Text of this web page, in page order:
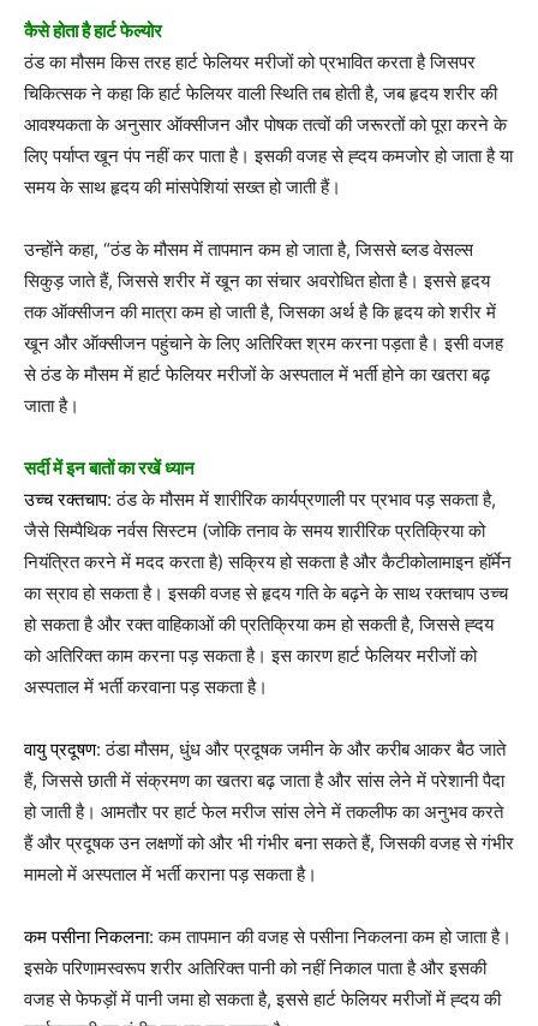
कैसे होता है हार्ट फेल्योर
ठंड का मौसम किस तरह हार्ट फेलियर मरीजों को प्रभावित करता है जिसपर
चिकित्सक ने कहा कि हार्ट फेलियर वाली स्थिति तब होती है, जब हृदय शरीर की
आवश्यकता के अनुसार ऑक्सीजन और पोषक तत्वों की जरूरतों को पूरा करने के
लिए पर्याप्त खून पंप नहीं कर पाता है। इसकी वजह से ह्दय कमजोर हो जाता है या
समय के साथ हृदय की मांसपेशियां सख्त हो जाती हैं।
उन्होंने कहा, “ठंड के मौसम में तापमान कम हो जाता है, जिससे ब्लड वेसल्स
सिकुड़ जाते हैं, जिससे शरीर में खून का संचार अवरोधित होता है। इससे हृदय
तक ऑक्सीजन की मात्रा कम हो जाती है, जिसका अर्थ है कि हृदय को शरीर में
खून और ऑक्सीजन पहुंचाने के लिए अतिरिक्त श्रम करना पड़ता है। इसी वजह
से ठंड के मौसम में हार्ट फेलियर मरीजों के अस्पताल में भर्ती होने का खतरा बढ़
जाता है।
सर्दी में इन बातों का रखें ध्यान
उच्च रक्तचाप: ठंड के मौसम में शारीरिक कार्यप्रणाली पर प्रभाव पड़ सकता है,
जैसे सिम्पैथिक नर्वस सिस्टम (जोकि तनाव के समय शारीरिक प्रतिक्रिया को
नियंत्रित करने में मदद करता है) सक्रिय हो सकता है और कैटीकोलामाइन हॉर्मेन
का स्राव हो सकता है। इसकी वजह से हृदय गति के बढ़ने के साथ रक्तचाप उच्च
हो सकता है और रक्त वाहिकाओं की प्रतिक्रिया कम हो सकती है, जिससे ह्दय
को अतिरिक्त काम करना पड़ सकता है। इस कारण हार्ट फेलियर मरीजों को
अस्पताल में भर्ती करवाना पड़ सकता है।
वायु प्रदूषण: ठंडा मौसम, धुंध और प्रदूषक जमीन के और करीब आकर बैठ जाते
हैं, जिससे छाती में संक्रमण का खतरा बढ़ जाता है और सांस लेने में परेशानी पैदा
हो जाती है। आमतौर पर हार्ट फेल मरीज सांस लेने में तकलीफ का अनुभव करते
हैं और प्रदूषक उन लक्षणों को और भी गंभीर बना सकते हैं, जिसकी वजह से गंभीर
मामलो में अस्पताल में भर्ती कराना पड़ सकता है।
कम पसीना निकलना: कम तापमान की वजह से पसीना निकलना कम हो जाता है।
इसके परिणामस्वरूप शरीर अतिरिक्त पानी को नहीं निकाल पाता है और इसकी
वजह से फेफड़ों में पानी जमा हो सकता है, इससे हार्ट फेलियर मरीजों में ह्दय की